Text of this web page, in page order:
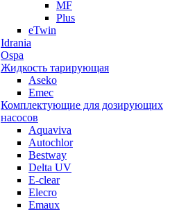
MF
Plus
eTwin
Idrania
Ospa
Жидкость тарирующая
Aseko
Emec
Комплектующие для дозирующих
насосов
Aquaviva
Autochlor
Bestway
Delta UV
E-clear
Elecro
Emaux